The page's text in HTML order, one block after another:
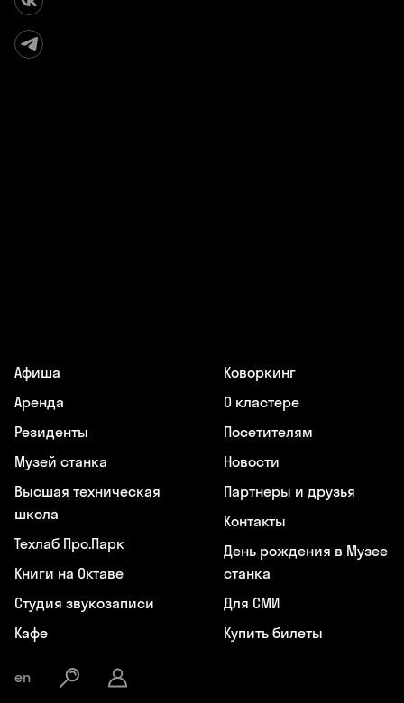
Афиша
Аренда
Резиденты
Музей станка
Высшая техническая
школа
Техлаб Про.Парк
Книги на Октаве
Студия звукозаписи
Кафе
Коворкинг
О кластере
Посетителям
Новости
Партнеры и друзья
Контакты
День рождения в Музее
станка
Для СМИ
Купить билеты
en